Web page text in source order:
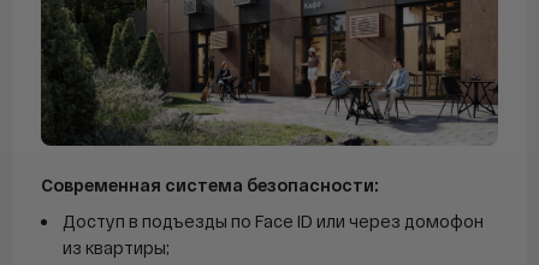
Современная система безопасности:
Доступ в подъезды по Face ID или через домофон
из квартиры;